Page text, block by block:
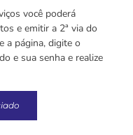
você poderá
e emitir a 2ª via do
a página, digite o
e sua senha e realize